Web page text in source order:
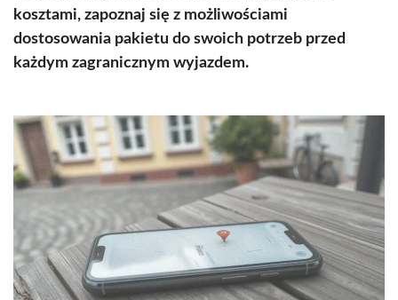
kosztami, zapoznaj się z możliwościami
dostosowania pakietu do swoich potrzeb przed
każdym zagranicznym wyjazdem.